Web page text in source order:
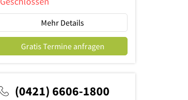
Mehr Details
Gratis Termine anfragen
(0421) 6606-1800